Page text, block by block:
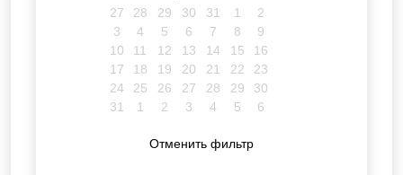
27 28 29 30 31 1
2
3
4 5 6 7 8
9
10
11 12 13 14 15
16
17
18 19 20 21 22
23
24
25 26 27 28 29
30
31
1 2 3 4 5 6
Отменить фильтр